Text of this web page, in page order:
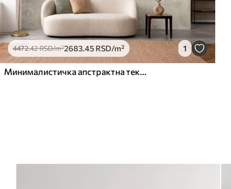
4472.42RSD/m²2683.45 RSD/m² 1
Минималистичка апстрактна текстура четкице у беж тоновима